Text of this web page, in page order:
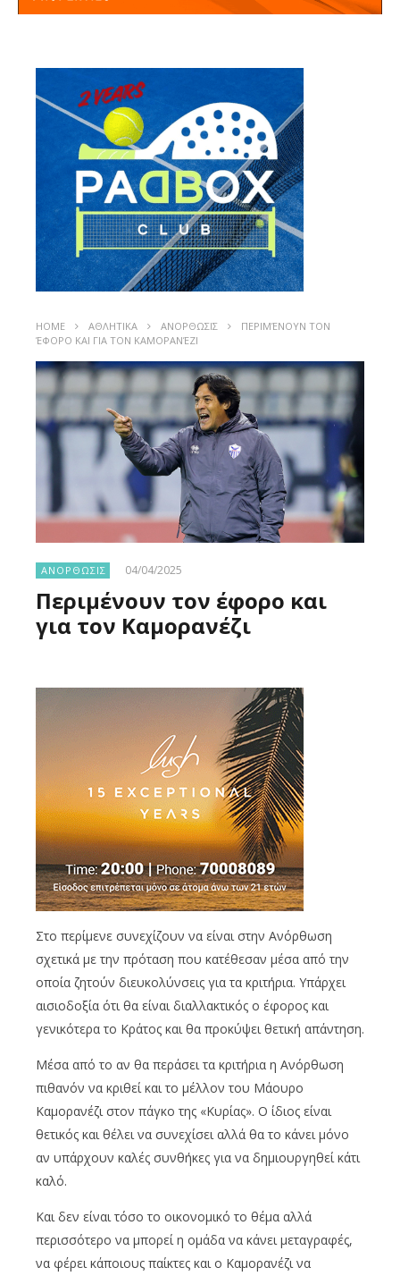
HOME ΑΘΛΗΤΙΚΑ ΑΝΟΡΘΩΣΙΣ
ΠΕΡΙΜΈΝΟΥΝ ΤΟΝ
ΈΦΟΡΟ ΚΑΙ ΓΙΑ ΤΟΝ ΚΑΜΟΡΑΝΈΖΙ
ΑΝΟΡΘΩΣΙΣ 04/04/2025
Περιμένουν τον έφορο και
για τον Καμορανέζι
Στο περίμενε συνεχίζουν να είναι στην Ανόρθωση
σχετικά με την πρόταση που κατέθεσαν μέσα από την
οποία ζητούν διευκολύνσεις για τα κριτήρια. Υπάρχει
αισιοδοξία ότι θα είναι διαλλακτικός ο έφορος και
γενικότερα το Κράτος και θα προκύψει θετική απάντηση.
Μέσα από το αν θα περάσει τα κριτήρια η Ανόρθωση
πιθανόν να κριθεί και το μέλλον του Μάουρο
Καμορανέζι στον πάγκο της «Κυρίας». Ο ίδιος είναι
θετικός και θέλει να συνεχίσει αλλά θα το κάνει μόνο
αν υπάρχουν καλές συνθήκες για να δημιουργηθεί κάτι
καλό.
Και δεν είναι τόσο το οικονομικό το θέμα αλλά
περισσότερο να μπορεί η ομάδα να κάνει μεταγραφές,
να φέρει κάποιους παίκτες και ο Καμορανέζι να